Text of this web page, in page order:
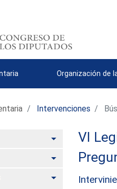
Organización de
Intervenciones
Alternar
Alternar
Alternar
VI